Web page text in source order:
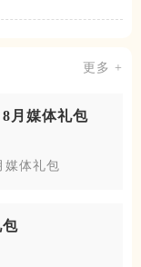
更多 +
8月媒体礼包
媒体礼包
包